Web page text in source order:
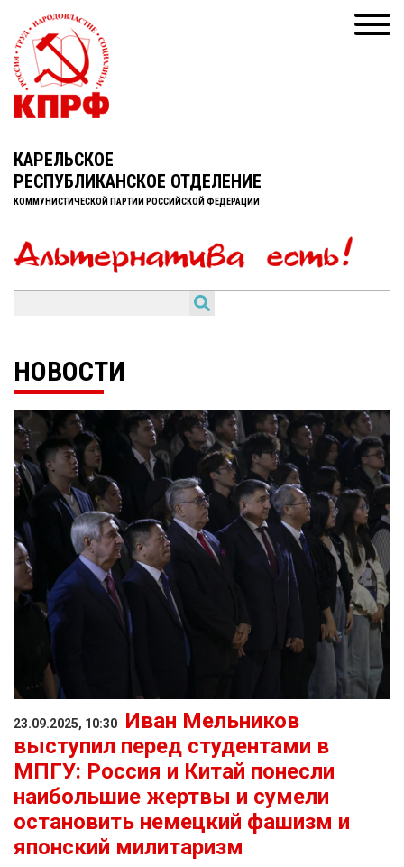
КАРЕЛЬСКОЕ
РЕСПУБЛИКАНСКОЕ ОТДЕЛЕНИЕ
КОММУНИСТИЧЕСКОЙ ПАРТИИ РОССИЙСКОЙ ФЕДЕРАЦИИ
НОВОСТИ
23.09.2025, 10:30
Иван Мельников
выступил перед студентами в
МПГУ: Россия и Китай понесли
наибольшие жертвы и сумели
остановить немецкий фашизм и
японский милитаризм